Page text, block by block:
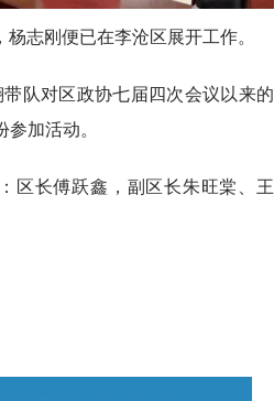
志刚便已在李沧区展开工作。
队对区政协七届四次会议以来的
加活动。
区长傅跃鑫，副区长朱旺棠、王